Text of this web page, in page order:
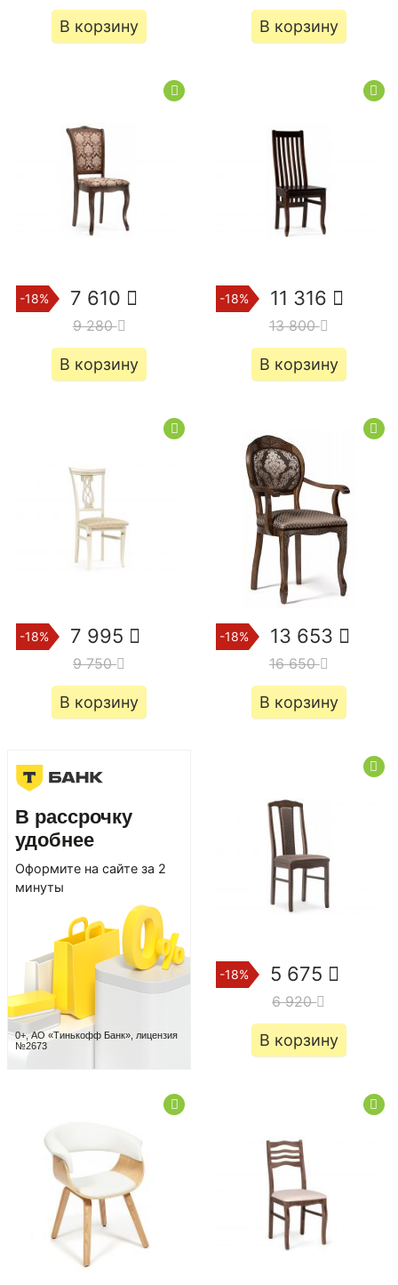
В корзину В корзину
-18% 7 610
9 280
В корзину
-18% 11 316
13 800
В корзину
-18% 7 995
9 750
В корзину
-18% 13 653
16 650
В корзину
В рассрочку
удобнее
Оформите на сайте за 2
минуты
0+, АО «Тинькофф Банк», лицензия
№2673
-18% 5 675
6 920
В корзину